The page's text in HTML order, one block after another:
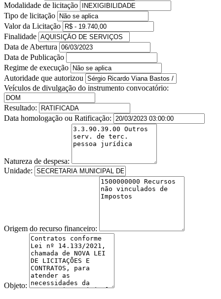
Modalidade de licitação
Tipo de licitação
Valor da Licitação
Finalidade
Data de Abertura
Data de Publicação
Regime de execução
Autoridade que autorizou
Veículos de divulgação do instrumento convocatório:
Resultado:
Data homologação ou Ratificação:
Natureza de despesa:
Unidade:
Origem do recurso financeiro:
Objeto: